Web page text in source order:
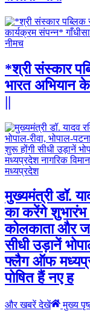
नीमच
*श्री संस्कार
भारत अभियान
||
मध्यप्रदेश
मुख्यमंत्री डॉ.
का करेंगे शुभारंभ |
कोलकाता और
सीधी उड़ानें
फ्लैग ऑफ
पोषित हैं नए ह
और खबरें देखें मुख्य